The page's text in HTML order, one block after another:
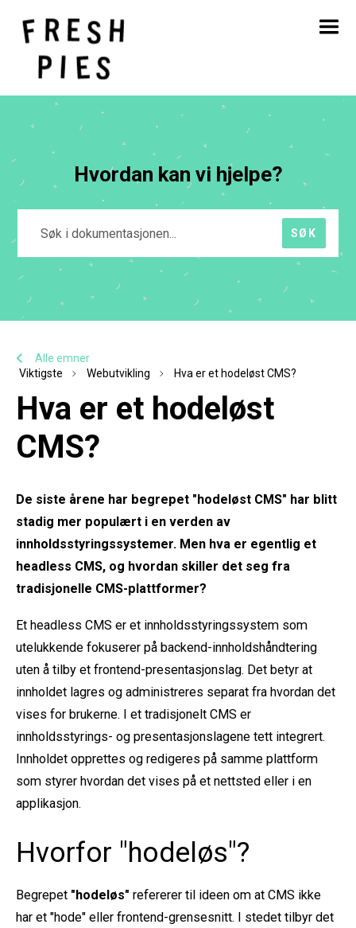
Hjem
Om
Vårt arbeid
Hvordan kan vi hjelpe?
SØK
Alle emner
Viktigste
Webutvikling Hva er et hodeløst CMS?
Hva er et hodeløst
CMS?
De siste årene har begrepet "hodeløst CMS" har blitt
stadig mer populært i en verden av
innholdsstyringssystemer. Men hva er egentlig et
headless CMS, og hvordan skiller det seg fra
tradisjonelle CMS-plattformer?
Et headless CMS er et innholdsstyringssystem som
utelukkende fokuserer på backend-innholdshåndtering
uten å tilby et frontend-presentasjonslag. Det betyr at
innholdet lagres og administreres separat fra hvordan det
vises for brukerne. I et tradisjonelt CMS er
innholdsstyrings- og presentasjonslagene tett integrert.
Innholdet opprettes og redigeres på samme plattform
som styrer hvordan det vises på et nettsted eller i en
applikasjon.
Hvorfor "hodeløs"?
Begrepet "hodeløs" refererer til ideen om at CMS ikke
har et "hode" eller frontend-grensesnitt. I stedet tilbyr det